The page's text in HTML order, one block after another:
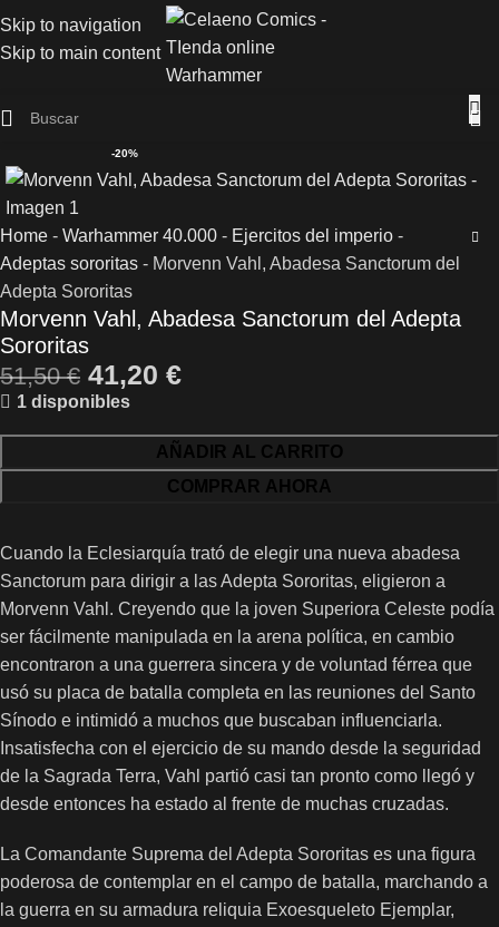
Skip to navigation
Skip to main content
-20%
Home - Warhammer 40.000 - Ejercitos del imperio -
Adeptas sororitas - Morvenn Vahl, Abadesa Sanctorum del
Adepta Sororitas
Morvenn Vahl, Abadesa Sanctorum del Adepta
Sororitas
51,50€ 41,20 €
1 disponibles
AÑADIR AL CARRITO
COMPRAR AHORA
Cuando la Eclesiarquía trató de elegir una nueva abadesa
Sanctorum para dirigir a las Adepta Sororitas, eligieron a
Morvenn Vahl. Creyendo que la joven Superiora Celeste podía
ser fácilmente manipulada en la arena política, en cambio
encontraron a una guerrera sincera y de voluntad férrea que
usó su placa de batalla completa en las reuniones del Santo
Sínodo e intimidó a muchos que buscaban influenciarla.
Insatisfecha con el ejercicio de su mando desde la seguridad
de la Sagrada Terra, Vahl partió casi tan pronto como llegó y
desde entonces ha estado al frente de muchas cruzadas.
La Comandante Suprema del Adepta Sororitas es una figura
poderosa de contemplar en el campo de batalla, marchando a
la guerra en su armadura reliquia Exoesqueleto Ejemplar,